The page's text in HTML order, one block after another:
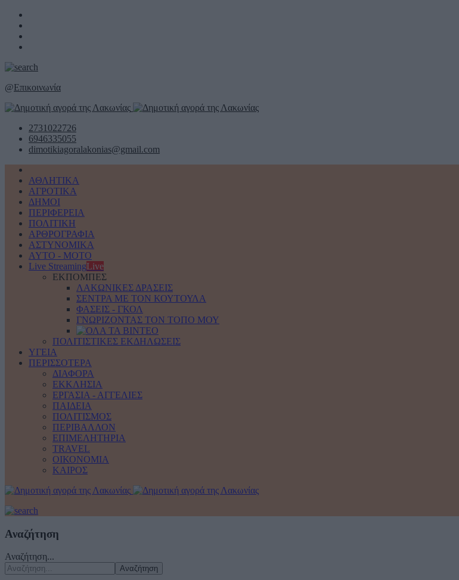
@Επικοινωνία
2731022726
6946335055
dimotikiagoralakonias@gmail.com
ΑΘΛΗΤΙΚΑ
ΑΓΡΟΤΙΚΑ
ΔΗΜΟΙ
ΠΕΡΙΦΕΡΕΙΑ
ΠΟΛΙΤΙΚΗ
ΑΡΘΡΟΓΡΑΦΙΑ
ΑΣΤΥΝΟΜΙΚΑ
AYTO - MOTO
Live StreamingLive
ΕΚΠΟΜΠΕΣ
ΛΑΚΩΝΙΚΕΣ ΔΡΑΣΕΙΣ
ΣΕΝΤΡΑ ΜΕ ΤΟΝ ΚΟΥΤΟΥΛΑ
ΦΑΣΕΙΣ - ΓΚΟΛ
ΓΝΩΡΙΖΟΝΤΑΣ ΤΟΝ ΤΟΠΟ ΜΟΥ
ΠΟΛΙΤΙΣΤΙΚΕΣ ΕΚΔΗΛΩΣΕΙΣ
ΥΓΕΙΑ
ΠΕΡΙΣΣΟΤΕΡΑ
ΔΙΑΦΟΡΑ
ΕΚΚΛΗΣΙΑ
ΕΡΓΑΣΙΑ - ΑΓΓΕΛΙΕΣ
ΠΑΙΔΕΙΑ
ΠΟΛΙΤΙΣΜΟΣ
ΠΕΡΙΒΑΛΛΟΝ
ΕΠΙΜΕΛΗΤΗΡΙΑ
TRAVEL
ΟΙΚΟΝΟΜΙΑ
ΚΑΙΡΟΣ
Αναζήτηση
Αναζήτηση...
Αναζήτηση